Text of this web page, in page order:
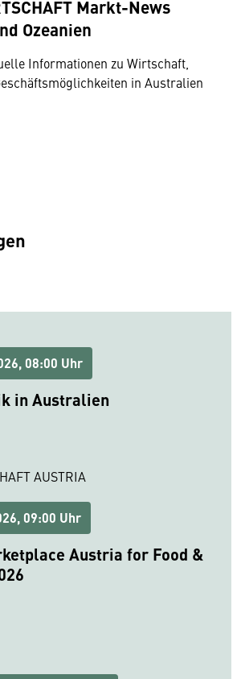
Markt-News
Ozeanien
Informationen zu Wirtschaft,
in Australien
08:00 Uhr
in Australien
09:00 Uhr
Austria for Food &